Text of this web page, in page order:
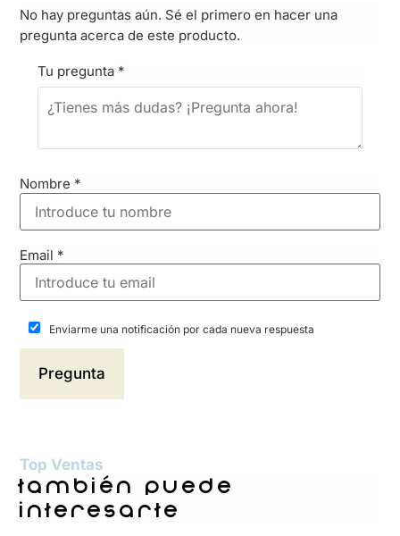
No hay preguntas aún. Sé el primero en hacer una
pregunta acerca de este producto.
Tu pregunta *
Nombre *
Email *
Enviarme una notificación por cada nueva respuesta
Top Ventas
también puede
interesarte